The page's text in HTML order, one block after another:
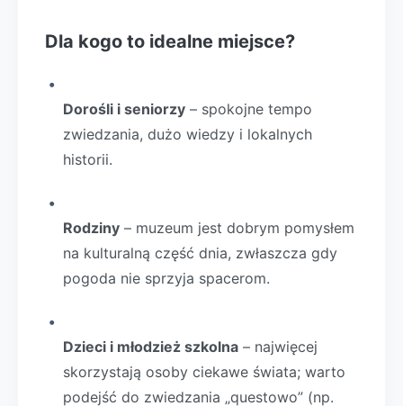
Dla kogo to idealne miejsce?
Dorośli i seniorzy – spokojne tempo
zwiedzania, dużo wiedzy i lokalnych
historii.
Rodziny – muzeum jest dobrym pomysłem
na kulturalną część dnia, zwłaszcza gdy
pogoda nie sprzyja spacerom.
Dzieci i młodzież szkolna – najwięcej
skorzystają osoby ciekawe świata; warto
podejść do zwiedzania „questowo” (np.